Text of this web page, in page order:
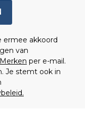
ermee akkoord
van
per e-mail.
Je stemt ook in